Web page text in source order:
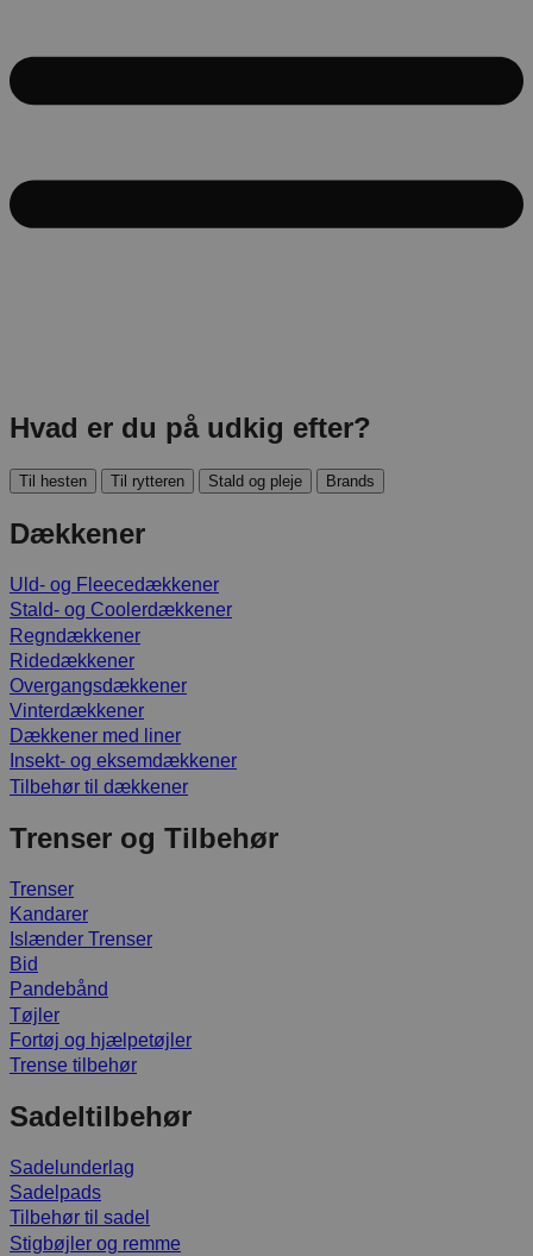
Hvad er du på udkig efter?
Til hesten Til rytteren Stald og pleje Brands
Dækkener
Uld- og Fleecedækkener
Stald- og Coolerdækkener
Regndækkener
Ridedækkener
Overgangsdækkener
Vinterdækkener
Dækkener med liner
Insekt- og eksemdækkener
Tilbehør til dækkener
Trenser og Tilbehør
Trenser
Kandarer
Islænder Trenser
Bid
Pandebånd
Tøjler
Fortøj og hjælpetøjler
Trense tilbehør
Sadeltilbehør
Sadelunderlag
Sadelpads
Tilbehør til sadel
Stigbøjler og remme